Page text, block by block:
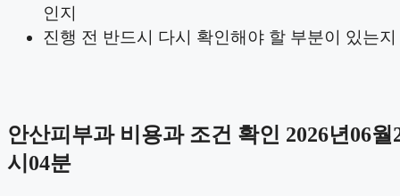
인지
진행 전 반드시 다시 확인해야 할 부분이 있는지
안산피부과 비용과 조건 확인 2026년06월
시04분